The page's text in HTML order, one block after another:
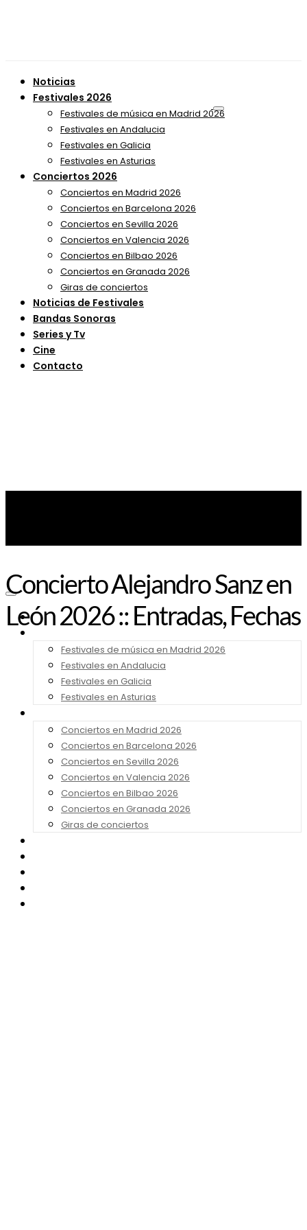
Noticias
Festivales 2026
Festivales de música en Madrid 2026
Festivales en Andalucia
Festivales en Galicia
Festivales en Asturias
Conciertos 2026
Conciertos en Madrid 2026
Conciertos en Barcelona 2026
Conciertos en Sevilla 2026
Conciertos en Valencia 2026
Conciertos en Bilbao 2026
Conciertos en Granada 2026
Giras de conciertos
Noticias de Festivales
Bandas Sonoras
Series y Tv
Cine
Contacto
Noticias
Festivales de música en Madrid 2026
Festivales en Andalucia
Festivales en Galicia
Festivales en Asturias
Conciertos en Madrid 2026
Conciertos en Barcelona 2026
Conciertos en Sevilla 2026
Conciertos en Valencia 2026
Conciertos en Bilbao 2026
Conciertos en Granada 2026
Giras de conciertos
Concierto Alejandro Sanz en
León 2026 :: Entradas, Fechas